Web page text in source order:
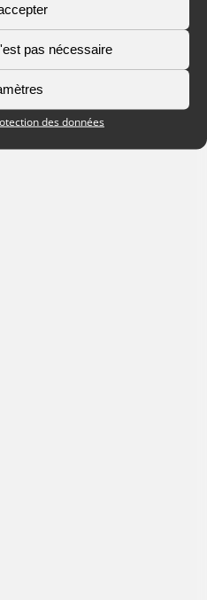
pas nécessaire
des données